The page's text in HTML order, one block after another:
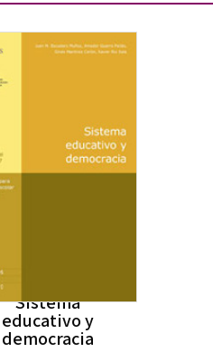
Sistema
educativo y
democracia